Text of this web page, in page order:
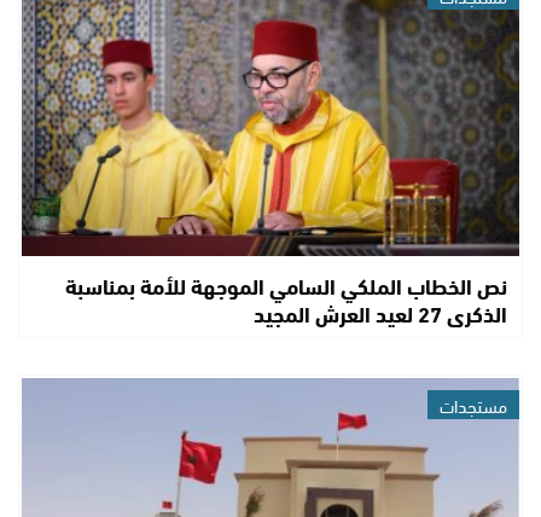
نص الخطاب الملكي السامي الموجهة للأمة بمناسبة
الذكرى 27 لعيد العرش المجيد
مستجدات